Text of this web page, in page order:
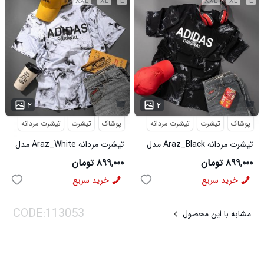
۲
پوشاک تیشرت تیشرت مردانه
تیشرت مردانه Araz_White مدل
3992
۸۹۹,۰۰۰ تومان
خرید سریع
۲
پوشاک تیشرت تیشرت مردانه
تیشرت مردانه Araz_Black مدل
3991
۸۹۹,۰۰۰ تومان
خرید سریع
مشابه با این محصول